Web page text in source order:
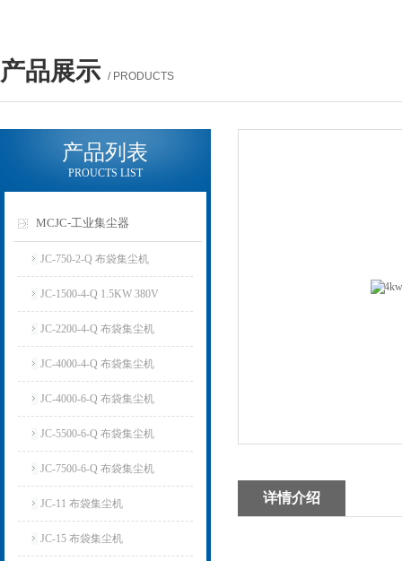
产品展示 / PRODUCTS
产品列表
PROUCTS LIST
MCJC-工业集尘器
JC-750-2-Q 布袋集尘机
JC-1500-4-Q 1.5KW 380V
JC-2200-4-Q 布袋集尘机
JC-4000-4-Q 布袋集尘机
JC-4000-6-Q 布袋集尘机
JC-5500-6-Q 布袋集尘机
JC-7500-6-Q 布袋集尘机
JC-11 布袋集尘机
JC-15 布袋集尘机
详情介绍